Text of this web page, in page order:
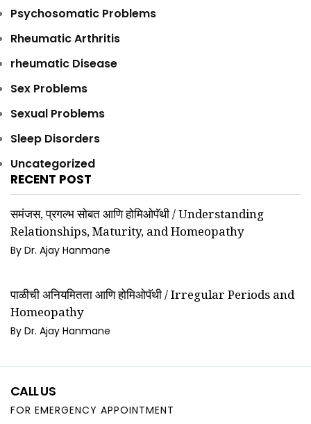
Psychosomatic Problems
Rheumatic Arthritis
rheumatic Disease
Sex Problems
Sexual Problems
Sleep Disorders
Uncategorized
RECENT POST
समंजस, प्रगल्भ सोबत आणि होमिओपॅथी / Understanding
Relationships, Maturity, and Homeopathy
By Dr. Ajay Hanmane
पाळीची अनियमितता आणि होमिओपॅथी / Irregular Periods and
Homeopathy
By Dr. Ajay Hanmane
CALL US
FOR EMERGENCY APPOINTMENT